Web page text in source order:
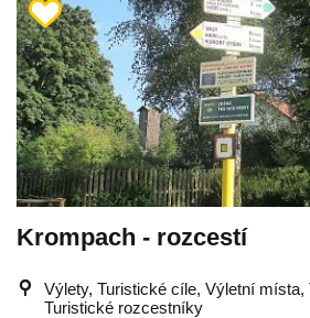
Krompach - rozcestí
Výlety, Turistické cíle, Výletní místa,
Turistické rozcestníky